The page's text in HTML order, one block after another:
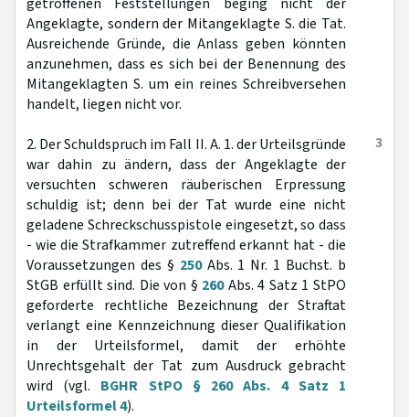
Angeklagte, sondern der Mitangeklagte S. die Tat.
Ausreichende Gründe, die Anlass geben könnten
anzunehmen, dass es sich bei der Benennung des
Mitangeklagten S. um ein reines Schreibversehen
handelt, liegen nicht vor.
3
2. Der Schuldspruch im Fall II. A. 1. der Urteilsgründe
war dahin zu ändern, dass der Angeklagte der
versuchten schweren räuberischen Erpressung
schuldig ist; denn bei der Tat wurde eine nicht
geladene Schreckschusspistole eingesetzt, so dass
- wie die Strafkammer zutreffend erkannt hat - die
Voraussetzungen des § 250Abs. 1 Nr. 1 Buchst. b
StGB erfüllt sind. Die von § 260Abs. 4 Satz 1 StPO
geforderte rechtliche Bezeichnung der Straftat
verlangt eine Kennzeichnung dieser Qualifikation
in der Urteilsformel, damit der erhöhte
Unrechtsgehalt der Tat zum Ausdruck gebracht
wird (vgl. BGHR StPO § 260 Abs. 4 Satz 1
Urteilsformel 4).